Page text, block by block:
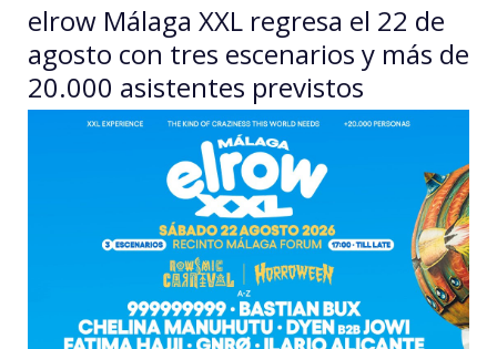
elrow Málaga XXL regresa el 22 de
agosto con tres escenarios y más de
20.000 asistentes previstos